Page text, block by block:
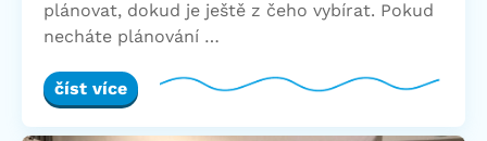
plánovat, dokud je ještě z čeho vybírat. Pokud
necháte plánování …
číst více